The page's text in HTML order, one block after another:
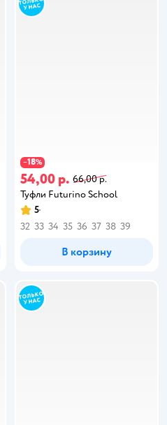
−18%
54,00 р. 66,00 р.
Туфли Futurino School
5
32 33 34 35 36 37 38 39
В корзину